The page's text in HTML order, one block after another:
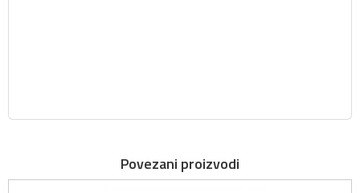
Povezani proizvodi